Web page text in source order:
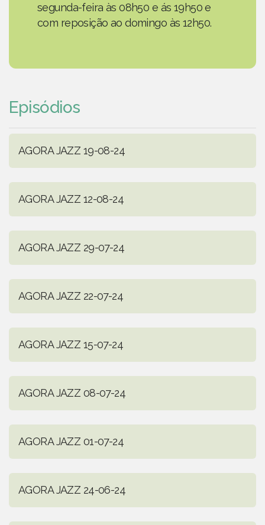
segunda-feira às 08h50 e ás 19h50 e
com reposição ao domingo às 12h50.
Episódios
AGORA JAZZ 19-08-24
AGORA JAZZ 12-08-24
AGORA JAZZ 29-07-24
AGORA JAZZ 22-07-24
AGORA JAZZ 15-07-24
AGORA JAZZ 08-07-24
AGORA JAZZ 01-07-24
AGORA JAZZ 24-06-24